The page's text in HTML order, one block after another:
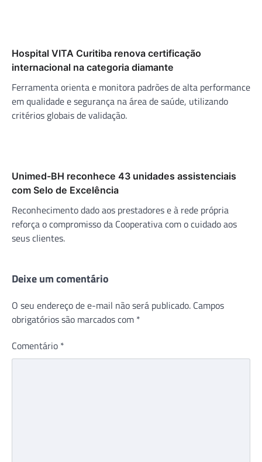
Hospital VITA Curitiba renova certificação
internacional na categoria diamante
Ferramenta orienta e monitora padrões de alta performance
em qualidade e segurança na área de saúde, utilizando
critérios globais de validação.
Unimed-BH reconhece 43 unidades assistenciais
com Selo de Excelência
Reconhecimento dado aos prestadores e à rede própria
reforça o compromisso da Cooperativa com o cuidado aos
seus clientes.
Deixe um comentário
O seu endereço de e-mail não será publicado. Campos
obrigatórios são marcados com *
Comentário *